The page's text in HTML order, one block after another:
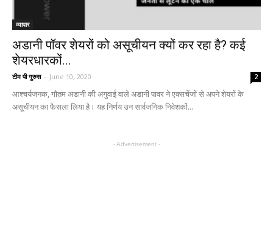
व्यापार
अडानी पॉवर शेयरों को असूचीयन क्यों कर रहा है? कई
शेयरधारकों...
टीम पी गुरुस - June 10, 2020 2
आश्चर्यजनक, गौतम अडानी की अगुवाई वाले अडानी पावर ने एक्सचेंजों से अपने शेयरों के
असूचीयन का फैसला लिया है। यह निर्णय उन सार्वजनिक निवेशकों...
- Advertisement -